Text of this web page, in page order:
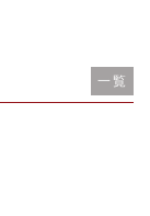
一覧